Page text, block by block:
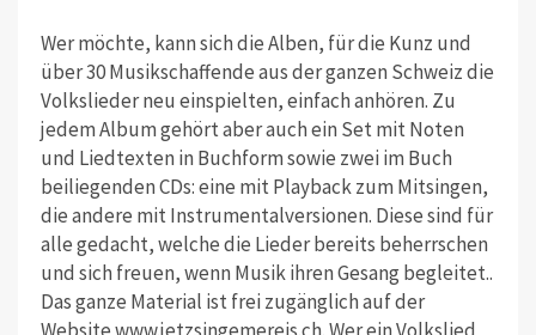
Wer möchte, kann sich die Alben, für die Kunz und
über 30 Musikschaffende aus der ganzen Schweiz die
Volkslieder neu einspielten, einfach anhören. Zu
jedem Album gehört aber auch ein Set mit Noten
und Liedtexten in Buchform sowie zwei im Buch
beiliegenden CDs: eine mit Playback zum Mitsingen,
die andere mit Instrumentalversionen. Diese sind für
alle gedacht, welche die Lieder bereits beherrschen
und sich freuen, wenn Musik ihren Gesang begleitet..
Das ganze Material ist frei zugänglich auf der